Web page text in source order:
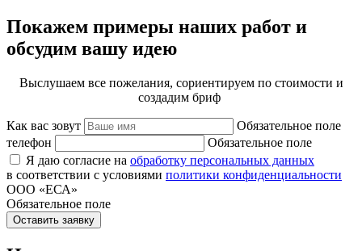
Покажем примеры наших работ и
обсудим вашу идею
Выслушаем все пожелания, сориентируем по стоимости и
создадим бриф
Как вас зовут
Обязательное поле
телефон
Обязательное поле
Я даю согласие на обработку персональных данных
в соответствии с условиями политики конфиденциальности
ООО «ЕСА»
Обязательное поле
Оставить заявку